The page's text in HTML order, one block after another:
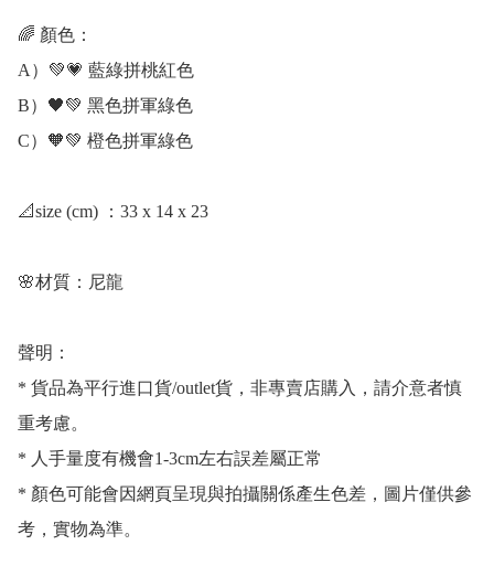
🌈 顏色：
A）💚💗 藍綠拼桃紅色
B）🖤💚 黑色拼軍綠色
C）🧡💚 橙色拼軍綠色
📐size (cm) ：33 x 14 x 23
🌸材質：尼龍
聲明：
* 貨品為平行進口貨/outlet貨，非專賣店購入，請介意者慎
重考慮。
* 人手量度有機會1-3cm左右誤差屬正常
* 顏色可能會因網頁呈現與拍攝關係產生色差，圖片僅供參
考，實物為準。